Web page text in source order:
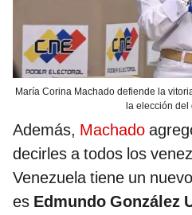
María Corina Machado defiende la
la elección del
Además, Machado
decirles a todos los
Venezuela tiene un
es Edmundo González